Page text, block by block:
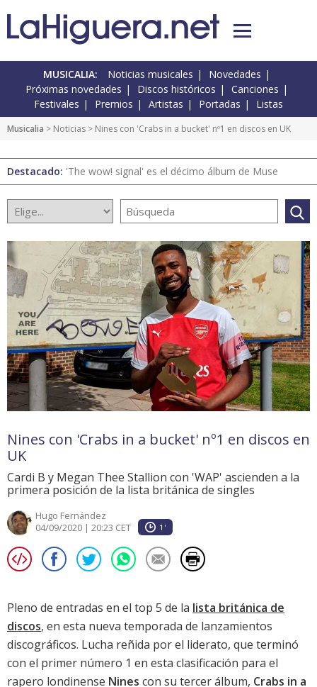
MUSICALIA: Noticias musicales
Novedades
Próximas novedades
Discos históricos
Canciones
Festivales
Premios Artistas Portadas Listas
Musicalia > Noticias > Nines con 'Crabs in a bucket' nº1 en discos en UK
Destacado: 'The wow! signal' es el décimo álbum de Muse
Nines con 'Crabs in a bucket' nº1 en discos en
UK
Cardi B y Megan Thee Stallion con 'WAP' ascienden a la
primera posición de la lista británica de singles
Hugo Fernández
04/09/2020 | 20:23 CET
1'
Pleno de entradas en el top 5 de la lista británica de
discos, en esta nueva temporada de lanzamientos
discográficos. Lucha reñida por el liderato, que terminó
con el primer número 1 en esta clasificación para el
rapero londinense Nines con su tercer álbum, Crabs in a